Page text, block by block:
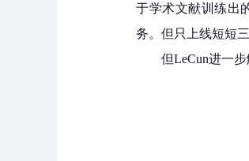
于学术文献训练出
务。但只上线短短
但LeCun进一